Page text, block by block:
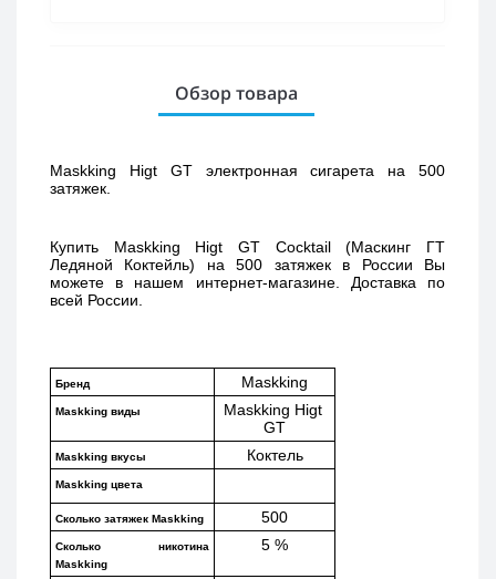
Обзор товара
Maskking Higt GT электронная сигарета на 500
затяжек.
Купить Maskking Higt GT Cocktail (Маскинг ГТ
Ледяной Коктейль) на 500 затяжек в России Вы
можете в нашем интернет-магазине. Доставка по
всей России.
Бренд Maskking
Maskking виды
Maskking Higt
GT
Maskking вкусы Коктель
Maskking цвета
Сколько затяжек Maskking 500
Сколько никотина
Maskking
5 %